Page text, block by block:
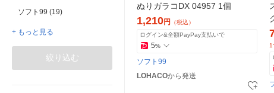
ソフト99 (19)
+ もっと見る
絞り込む
ぬりガラコDX 04957 1個
1,210円 （税込）
ログイン&全額PayPay支払いで
5%
ソフト99
LOHACOから発送
1